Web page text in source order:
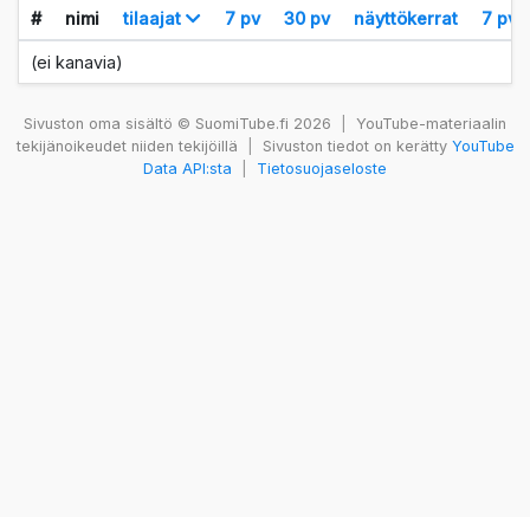
# nimi tilaajat 7 pv 30 pv näyttökerrat 7 pv
(ei kanavia)
Sivuston oma sisältö © SuomiTube.fi 2026
YouTube-materiaalin
tekijänoikeudet niiden tekijöillä
Sivuston tiedot on kerätty YouTube
Data API:sta
Tietosuojaseloste